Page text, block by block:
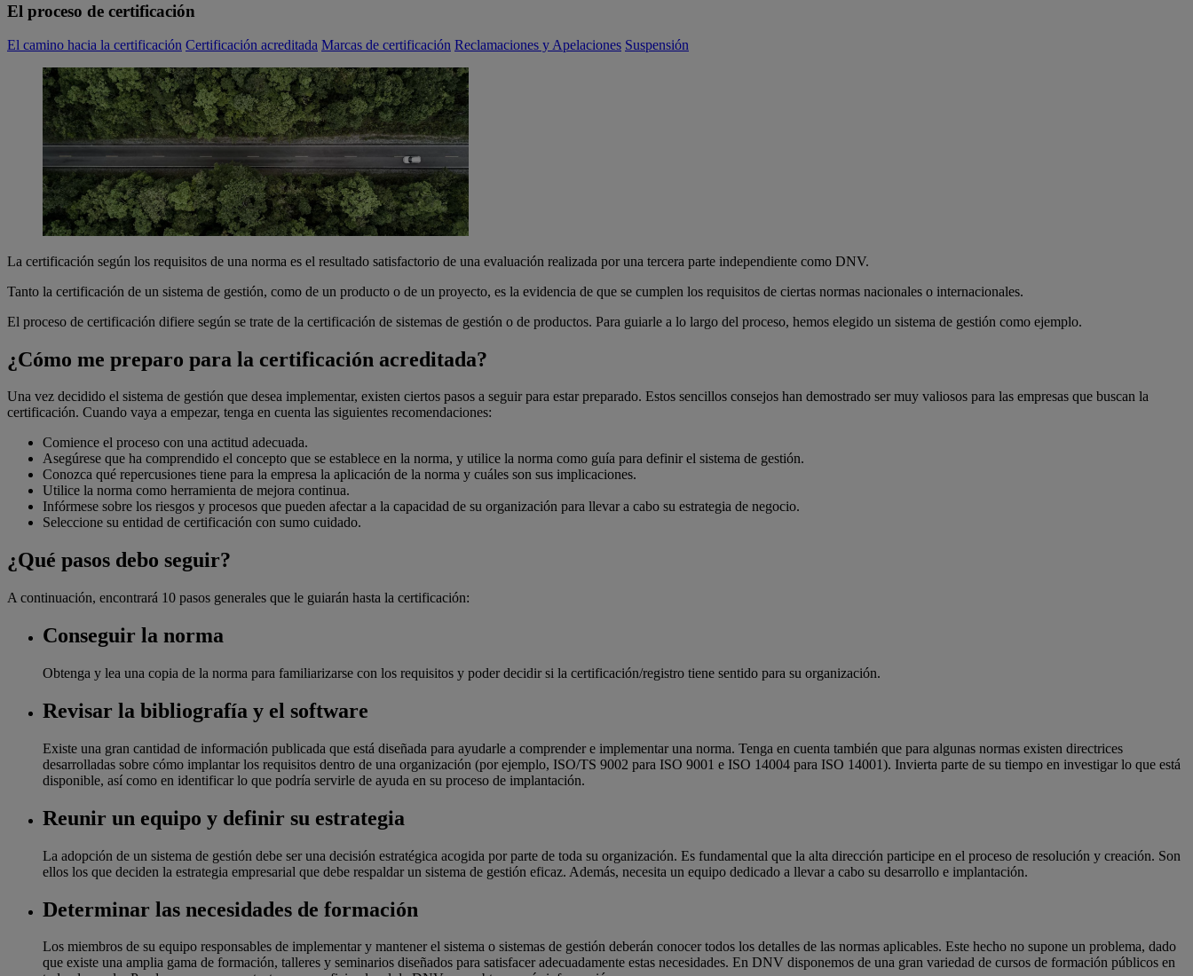
El proceso de certificación
El camino hacia la certificación Certificación acreditada Marcas de certificación Reclamaciones y Apelaciones Suspensión
La certificación según los requisitos de una norma es el resultado satisfactorio de una evaluación realizada por una tercera parte independiente como DNV.
Tanto la certificación de un sistema de gestión, como de un producto o de un proyecto, es la evidencia de que se cumplen los requisitos de ciertas normas nacionales o internacionales.
El proceso de certificación difiere según se trate de la certificación de sistemas de gestión o de productos. Para guiarle a lo largo del proceso, hemos elegido un sistema de gestión como ejemplo.
¿Cómo me preparo para la certificación acreditada?
Una vez decidido el sistema de gestión que desea implementar, existen ciertos pasos a seguir para estar preparado. Estos sencillos consejos han demostrado ser muy valiosos para las empresas que buscan la
certificación. Cuando vaya a empezar, tenga en cuenta las siguientes recomendaciones:
Comience el proceso con una actitud adecuada.
Asegúrese que ha comprendido el concepto que se establece en la norma, y utilice la norma como guía para definir el sistema de gestión.
Conozca qué repercusiones tiene para la empresa la aplicación de la norma y cuáles son sus implicaciones.
Utilice la norma como herramienta de mejora continua.
Infórmese sobre los riesgos y procesos que pueden afectar a la capacidad de su organización para llevar a cabo su estrategia de negocio.
Seleccione su entidad de certificación con sumo cuidado.
¿Qué pasos debo seguir?
A continuación, encontrará 10 pasos generales que le guiarán hasta la certificación:
Conseguir la norma
Obtenga y lea una copia de la norma para familiarizarse con los requisitos y poder decidir si la certificación/registro tiene sentido para su organización.
Revisar la bibliografía y el software
Existe una gran cantidad de información publicada que está diseñada para ayudarle a comprender e implementar una norma. Tenga en cuenta también que para algunas normas existen directrices
desarrolladas sobre cómo implantar los requisitos dentro de una organización (por ejemplo, ISO/TS 9002 para ISO 9001 e ISO 14004 para ISO 14001). Invierta parte de su tiempo en investigar lo que está
disponible, así como en identificar lo que podría servirle de ayuda en su proceso de implantación.
Reunir un equipo y definir su estrategia
La adopción de un sistema de gestión debe ser una decisión estratégica acogida por parte de toda su organización. Es fundamental que la alta dirección participe en el proceso de resolución y creación. Son
ellos los que deciden la estrategia empresarial que debe respaldar un sistema de gestión eficaz. Además, necesita un equipo dedicado a llevar a cabo su desarrollo e implantación.
Determinar las necesidades de formación
Los miembros de su equipo responsables de implementar y mantener el sistema o sistemas de gestión deberán conocer todos los detalles de las normas aplicables. Este hecho no supone un problema, dado
que existe una amplia gama de formación, talleres y seminarios diseñados para satisfacer adecuadamente estas necesidades. En DNV disponemos de una gran variedad de cursos de formación públicos en